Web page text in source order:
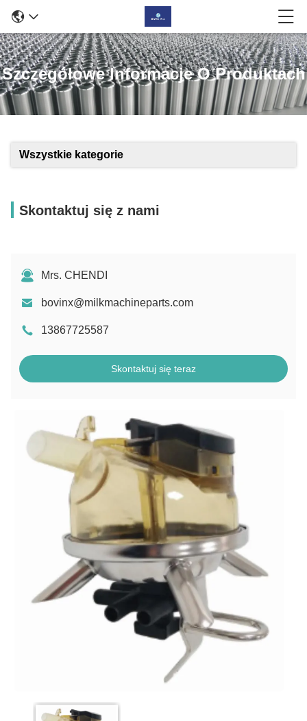
Szczegółowe Informacje O Produktach
Wszystkie kategorie
Skontaktuj się z nami
Mrs. CHENDI
bovinx@milkmachineparts.com
13867725587
Skontaktuj się teraz